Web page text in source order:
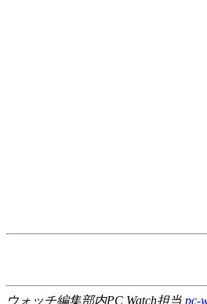
ウォッチ編集部内PC Watch担当 pc-